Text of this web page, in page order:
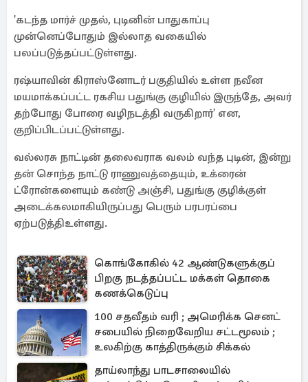
'கடந்த மார்ச் முதல், புடினின் பாதுகாப்பு
முன்னெப்போதும் இல்லாத வகையில்
பலப்படுத்தப்பட்டுள்ளது.
ரஷ்யாவின் கிராஸ்னோடர் பகுதியில் உள்ள நவீன
மயமாக்கப்பட்ட ரகசிய பதுங்கு குழியில் இருந்தே, அவர்
தற்போது போரை வழிநடத்தி வருகிறார்' என,
குறிப்பிடப்பட்டுள்ளது.
வல்லரசு நாட்டின் தலைவராக வலம் வந்த புடின், இன்று
தன் சொந்த நாட்டு ராணுவத்தையும், உக்ரைன்
ட்ரோன்களையும் கண்டு அஞ்சி, பதுங்கு குழிக்குள்
அடைக்கலமாகியிருப்பது பெரும் பரபரப்பை
ஏற்படுத்திஉள்ளது.
கொங்கோகில் 42 ஆண்டுகளுக்குப்
பிறகு நடத்தப்பட்ட மக்கள் தொகை
கணக்கெடுப்பு
100 சதவீதம் வரி ; அமெரிக்க செனட்
சபையில் நிறைவேறிய சட்டமூலம் ;
உலகிற்கு காத்திருக்கும் சிக்கல்
தாய்லாந்து பாடசாலையில்